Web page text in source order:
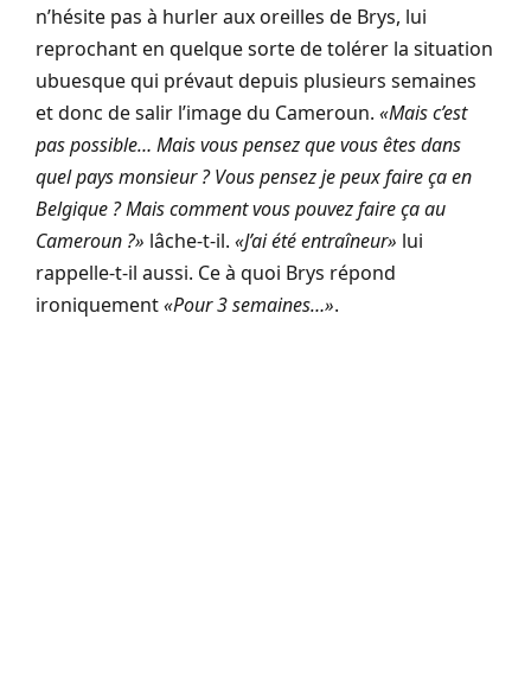
n’hésite pas à hurler aux oreilles de Brys, lui
reprochant en quelque sorte de tolérer la situation
ubuesque qui prévaut depuis plusieurs semaines
et donc de salir l’image du Cameroun. «Mais c’est
pas possible… Mais vous pensez que vous êtes dans
quel pays monsieur ? Vous pensez je peux faire ça en
Belgique ? Mais comment vous pouvez faire ça au
Cameroun ?» lâche-t-il. «J’ai été entraîneur» lui
rappelle-t-il aussi. Ce à quoi Brys répond
ironiquement«Pour 3 semaines…».